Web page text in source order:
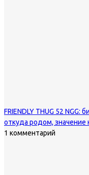
FRIENDLY THUG 52 NGG:
откуда родом, значение
1 комментарий